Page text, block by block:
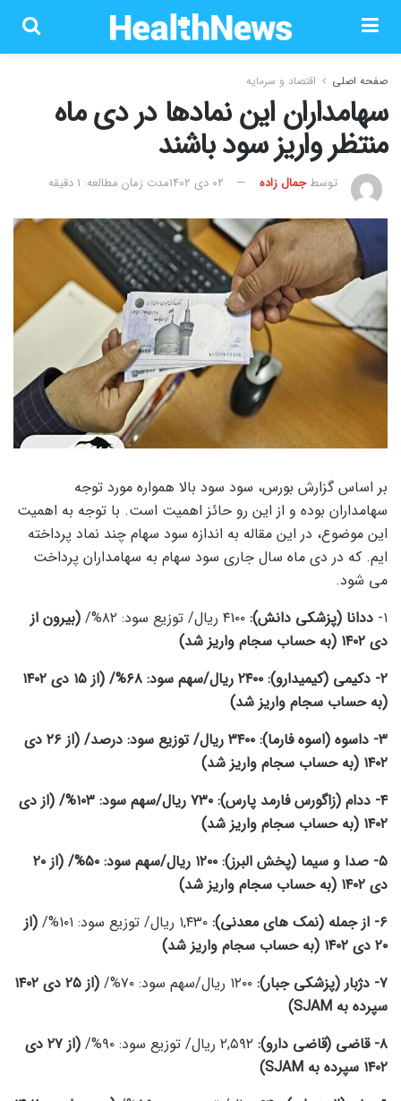
صفحه اصلی اقتصاد و سرمایه
سهامداران این نماد‌ها در دی ماه
منتظر واریز سود باشند
توسطجمال زاده ۰۲ دی ۱۴۰۲ مدت زمان مطالعه: 1 دقیقه
بر اساس گزارش بورس، سود سود بالا همواره مورد توجه
سهامداران بوده و از این رو حائز اهمیت است. با توجه به اهمیت
این موضوع، در این مقاله به اندازه سود سهام چند نماد پرداخته
ایم. که در دی ماه سال جاری سود سهام به سهامداران پرداخت
می شود.
۱- ددانا (پزشکی دانش):
(بیرون از
دی ۱۴۰۲ (به حساب سجام واریز شد)
۲- دکیمی (کیمیدارو): ۲۴۰۰ ریال/سهم سود: ۶۸%/ (از ۱۵ دی ۱۴۰۲
(به حساب سجام واریز شد)
۳- داسوه (اسوه فارما): ۳۴۰۰ ریال/ توزیع سود: درصد/ (از ۲۶ دی
۱۴۰۲ (به حساب سجام واریز شد)
۴- ددام (زاگورس فارمد پارس): ۷۳۰ ریال/سهم سود: ۱۰۳%/ (از دی
۱۴۰۲ (به حساب سجام واریز شد)
۵- صدا و سیما (پخش البرز): ۱۲۰۰ ریال/سهم سود: ۵۰%/ (از ۲۰
دی ۱۴۰۲ (به حساب سجام واریز شد)
۶- از جمله (نمک های معدنی): ۱,۴۳۰ ریال/ توزیع سود: ۱۰۱%/
(از
۲۰ دی ۱۴۰۲ (به حساب سجام واریز شد)
۷- دژبار (پزشکی جبار):
۱۲۰۰ ریال/سهم سود: ۷۰%/
(از ۲۵ دی ۱۴۰۲
سپرده به SJAM)
۸- قاضی (قاضی دارو):
۲,۵۹۲ ریال/ توزیع سود: ۹۰%/
(از ۲۷ دی
۱۴۰۲ سپرده به SJAM)